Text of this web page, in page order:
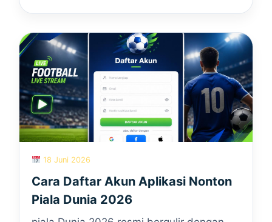
18 Juni 2026
Cara Daftar Akun Aplikasi Nonton
Piala Dunia 2026